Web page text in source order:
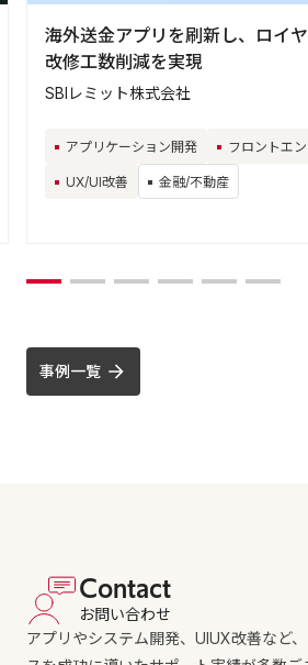
海外送金アプリを刷新し、ロイ
改修工数削減を実現
SBIレミット株式会社
アプリケーション開発 フロントエ
UX/UI改善 金融/不動産
事例一覧
Contact
お問い合わせ
アプリやシステム開発、UIUX改善など